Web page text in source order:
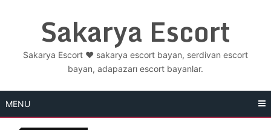
Sakarya Escort
Sakarya Escort ❤️ sakarya escort bayan, serdivan escort
bayan, adapazarı escort bayanlar.
MENU